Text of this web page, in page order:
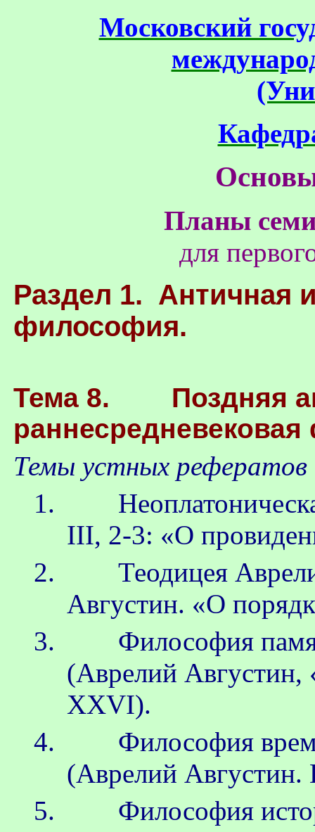
Московский
Планы
для
Раздел 1. Античная
философия.
Тема 8. Поздняя
Темы устных рефератов
1.
III, 2-3: «О
2. Теодицея
Августин. «О
3. Философия
(Аврелий Августин,
XXVI).
4. Философия
(Аврелий Августин.
5. Философия